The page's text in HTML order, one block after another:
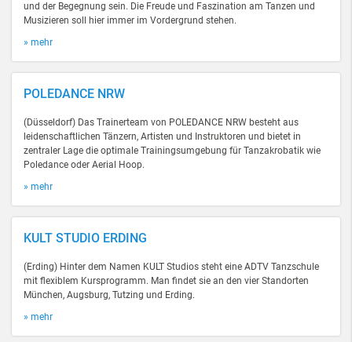
und der Begegnung sein. Die Freude und Faszination am Tanzen und
Musizieren soll hier immer im Vordergrund stehen.
» mehr
POLEDANCE NRW
(Düsseldorf) Das Trainerteam von POLEDANCE NRW besteht aus
leidenschaftlichen Tänzern, Artisten und Instruktoren und bietet in
zentraler Lage die optimale Trainingsumgebung für Tanzakrobatik wie
Poledance oder Aerial Hoop.
» mehr
KULT STUDIO ERDING
(Erding) Hinter dem Namen KULT Studios steht eine ADTV Tanzschule
mit flexiblem Kursprogramm. Man findet sie an den vier Standorten
München, Augsburg, Tutzing und Erding.
» mehr